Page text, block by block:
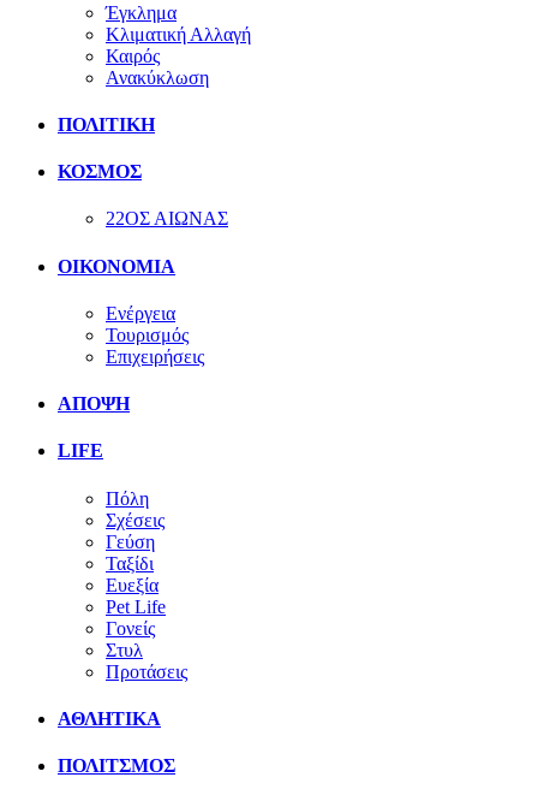
Έγκλημα
Κλιματική Αλλαγή
Καιρός
Ανακύκλωση
ΠΟΛΙΤΙΚΗ
ΚΟΣΜΟΣ
22ΟΣ ΑΙΩΝΑΣ
ΟΙΚΟΝΟΜΙΑ
Ενέργεια
Τουρισμός
Επιχειρήσεις
ΑΠΟΨΗ
LIFE
Πόλη
Σχέσεις
Γεύση
Ταξίδι
Ευεξία
Pet Life
Γονείς
Στυλ
Προτάσεις
ΑΘΛΗΤΙΚΑ
ΠΟΛΙΤΣΜΟΣ